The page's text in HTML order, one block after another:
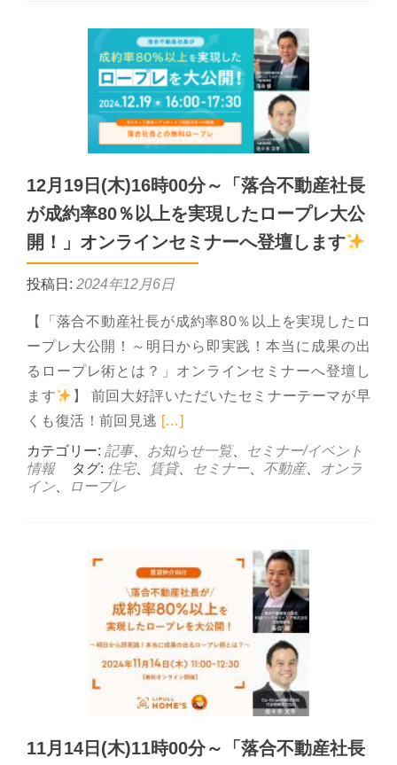
12月19日(木)16時00分～「落合不動産社長
が成約率80％以上を実現したロープレ大公
開！」オンラインセミナーへ登壇します
投稿日: 2024年12月6日
【「落合不動産社長が成約率80％以上を実現したロ
ープレ大公開！～明日から即実践！本当に成果の出
るロープレ術とは？」オンラインセミナーへ登壇し
ます
】 前回大好評いただいたセミナーテーマが早
くも復活！前回見逃 Read more about 12月19日(木)16
[…]
カテゴリー: 記事、 お知らせ一覧、
セミナー/イベント
情報
タグ: 住宅、 賃貸、 セミナー 不動産、
オンラ
イン
ロープレ
11月14日(木)11時00分～「落合不動産社長